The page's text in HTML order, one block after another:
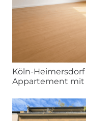
Köln-Heimersdorf
Appartement mit